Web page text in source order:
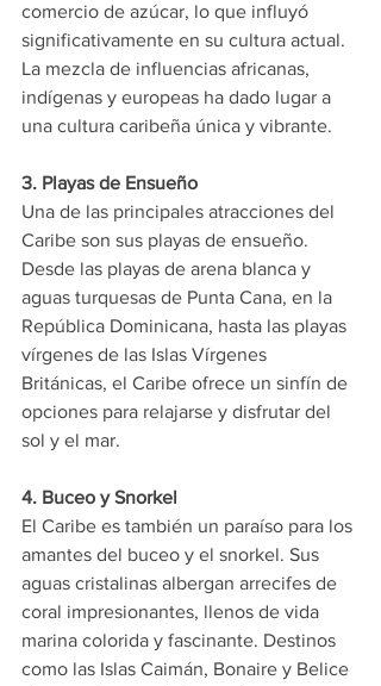
comercio de azúcar, lo que influyó
significativamente en su cultura actual.
La mezcla de influencias africanas,
indígenas y europeas ha dado lugar a
una cultura caribeña única y vibrante.
3. Playas de Ensueño
Una de las principales atracciones del
Caribe son sus playas de ensueño.
Desde las playas de arena blanca y
aguas turquesas de Punta Cana, en la
República Dominicana, hasta las playas
vírgenes de las Islas Vírgenes
Británicas, el Caribe ofrece un sinfín de
opciones para relajarse y disfrutar del
sol y el mar.
4. Buceo y Snorkel
El Caribe es también un paraíso para los
amantes del buceo y el snorkel. Sus
aguas cristalinas albergan arrecifes de
coral impresionantes, llenos de vida
marina colorida y fascinante. Destinos
como las Islas Caimán, Bonaire y Belice